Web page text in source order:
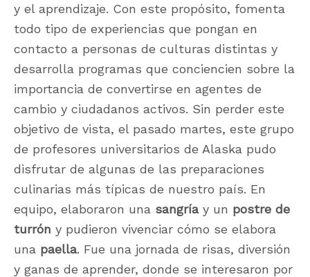
y el aprendizaje. Con este propósito, fomenta
todo tipo de experiencias que pongan en
contacto a personas de culturas distintas y
desarrolla programas que conciencien sobre la
importancia de convertirse en agentes de
cambio y ciudadanos activos. Sin perder este
objetivo de vista, el pasado martes, este grupo
de profesores universitarios de Alaska pudo
disfrutar de algunas de las preparaciones
culinarias más típicas de nuestro país. En
equipo, elaboraron una sangríay un postre de
turrón y pudieron vivenciar cómo se elabora
una paella. Fue una jornada de risas, diversión
y ganas de aprender, donde se interesaron por